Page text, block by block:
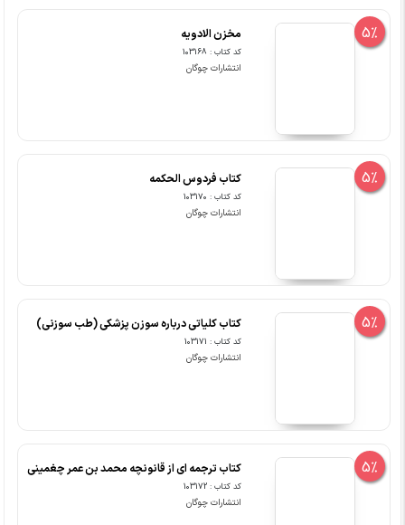
5% مخزن الادویه
کد کتاب : 103168
انتشارات چوگان
5% کتاب فردوس الحکمه
کد کتاب : 103170
انتشارات چوگان
5% کتاب کلیاتی درباره سوزن پزشکی (طب سوزنی)
کد کتاب : 103171
انتشارات چوگان
5% کتاب ترجمه ای از قانونچه محمد بن عمر چغمینی
کد کتاب : 103172
انتشارات چوگان